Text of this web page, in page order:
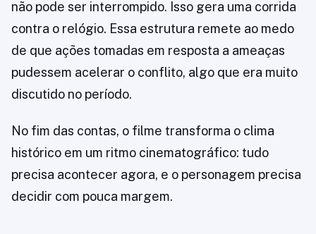
não pode ser interrompido. Isso gera uma corrida
contra o relógio. Essa estrutura remete ao medo
de que ações tomadas em resposta a ameaças
pudessem acelerar o conflito, algo que era muito
discutido no período.
No fim das contas, o filme transforma o clima
histórico em um ritmo cinematográfico: tudo
precisa acontecer agora, e o personagem precisa
decidir com pouca margem.